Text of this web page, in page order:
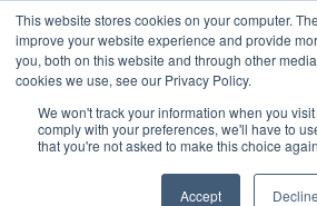
This website stores cookies on your computer.
improve your website experience and provide
you, both on this website and through other
cookies we use, see our Privacy Policy.
We won't track your information when you
comply with your preferences, we'll have to
that you're not asked to make this choice
Accept Decline
お知らせ
グローバルネットワーク
サービス
TOP お知らせ
お知らせ